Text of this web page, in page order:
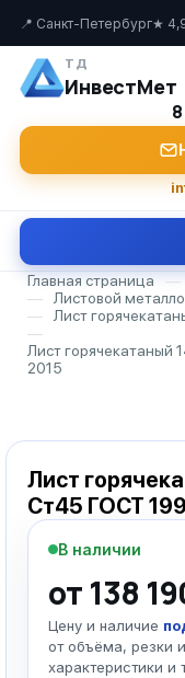
📍 Санкт-Петербург★
ТД
ИнвестМет
Главная страница —
—
Листовой
—
Лист
—
Лист
2015
Лист
Ст45 ГОСТ
В наличии
от 138
Цену и наличие
от объёма, резки
характеристики